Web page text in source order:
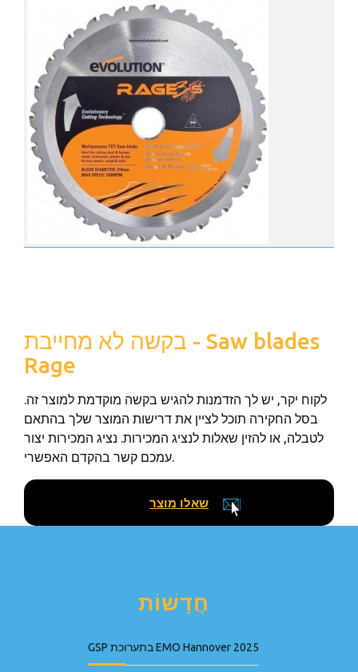
בקשה לא מחייבת - Saw blades
Rage
לקוח יקר, יש לך הזדמנות להגיש בקשה מוקדמת למוצר זה.
בסל החקירה תוכל לציין את דרישות המוצר שלך בהתאם
לטבלה, או להזין שאלות לנציג המכירות. נציג המכירות יצור
עמכם קשר בהקדם האפשרי.
שאלו מוצר
חֲדָשׁוֹת
GSP בתערוכת EMO Hannover 2025